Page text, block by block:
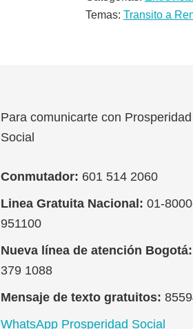
debes
Renta
de
Abril
2023
Temas: Transito a
Para comunicarte con Prosperidad
Social
Conmutador: 601 514 2060
Linea Gratuita Nacional: 01-
951100
Nueva línea de atención Bogotá:
379 1088
Mensaje de texto gratuitos:
WhatsApp Prosperidad Social